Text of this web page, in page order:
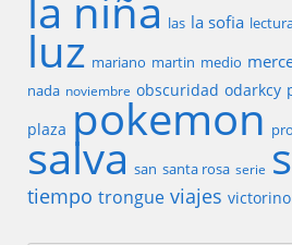
las la sofia
luz mariano martin medio
nada noviembre obscuridad odarkcy
plaza pokemon
salva san santa rosa serie
tiempo trongue viajes victorino